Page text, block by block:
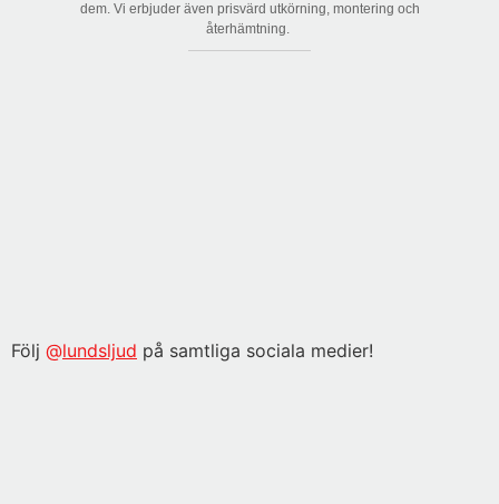
dem. Vi erbjuder även prisvärd utkörning, montering och
återhämtning.
Följ @lundsljud på samtliga sociala medier!